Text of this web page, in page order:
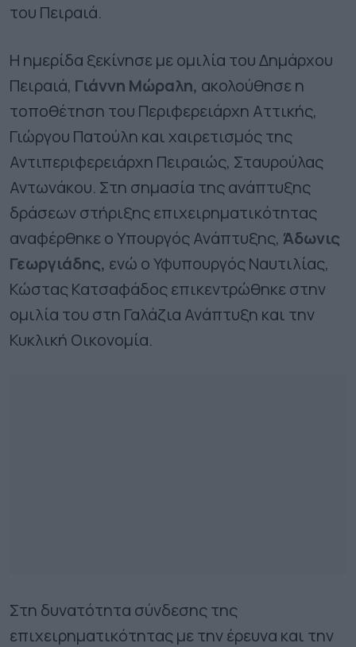
του Πειραιά.
Η ημερίδα ξεκίνησε με ομιλία του Δημάρχου
Πειραιά, Γιάννη Μώραλη, ακολούθησε η
τοποθέτηση του Περιφερειάρχη Αττικής,
Γιώργου Πατούλη και χαιρετισμός της
Αντιπεριφερειάρχη Πειραιώς, Σταυρούλας
Αντωνάκου. Στη σημασία της ανάπτυξης
δράσεων στήριξης επιχειρηματικότητας
αναφέρθηκε ο Υπουργός Ανάπτυξης, Άδωνις
Γεωργιάδης, ενώ ο Υφυπουργός Ναυτιλίας,
Κώστας Κατσαφάδος επικεντρώθηκε στην
ομιλία του στη Γαλάζια Ανάπτυξη και την
Κυκλική Οικονομία.
Στη δυνατότητα σύνδεσης της
επιχειρηματικότητας με την έρευνα και την